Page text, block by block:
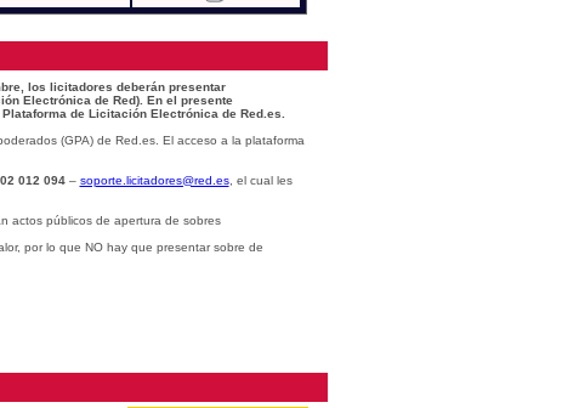
los licitadores deberán presentar
Electrónica de Red). En el presente
de Licitación Electrónica de Red.es.
(GPA) de Red.es. El acceso a la plataforma
012 094– soporte.licitadores@red.es, el cual les
actos públicos de apertura de sobres
por lo que NO hay que presentar sobre de